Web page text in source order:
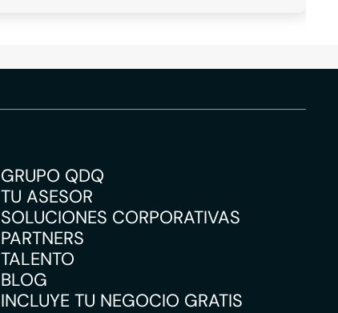
GRUPO QDQ
TU ASESOR
SOLUCIONES CORPORATIVAS
PARTNERS
TALENTO
BLOG
INCLUYE TU NEGOCIO GRATIS